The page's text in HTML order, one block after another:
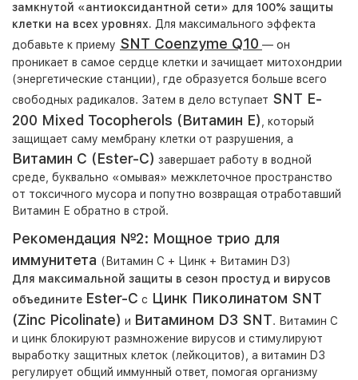
замкнутой «антиоксидантной сети» для 100% защиты
клетки на всех уровнях. Для максимального эффекта
добавьте к приему SNT Coenzyme Q10 — он
проникает в самое сердце клетки и зачищает митохондрии
(энергетические станции), где образуется больше всего
свободных радикалов. Затем в дело вступает SNT E-
200 Mixed Tocopherols (Витамин Е)
, который
защищает саму мембрану клетки от разрушения, а
Витамин С (Ester-C) завершает работу в водной
среде, буквально «омывая» межклеточное пространство
от токсичного мусора и попутно возвращая отработавший
Витамин Е обратно в строй.
Рекомендация №2: Мощное трио для
иммунитета (Витамин С + Цинк + Витамин D3)
Для максимальной защиты в сезон простуд и вирусов
объедините Ester-C с Цинк Пиколинатом SNT
(Zinc Picolinate) и Витамином D3 SNT. Витамин С
и цинк блокируют размножение вирусов и стимулируют
выработку защитных клеток (лейкоцитов), а витамин D3
регулирует общий иммунный ответ, помогая организму